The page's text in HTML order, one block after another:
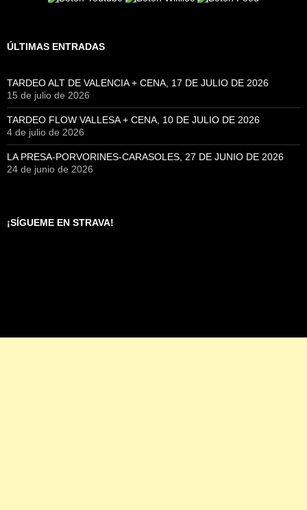
ÚLTIMAS ENTRADAS
TARDEO ALT DE VALENCIA + CENA, 17 DE JULIO DE 2026
15 de julio de 2026
TARDEO FLOW VALLESA + CENA, 10 DE JULIO DE 2026
4 de julio de 2026
LA PRESA-PORVORINES-CARASOLES, 27 DE JUNIO DE 2026
24 de junio de 2026
¡SÍGUEME EN STRAVA!